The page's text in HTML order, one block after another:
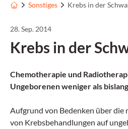
Sonstiges Krebs in der
28. Sep. 2014
Krebs in der
Chemotherapie und
Ungeborenen weniger als
Aufgrund von Bedenken über die
von Krebsbehandlungen auf